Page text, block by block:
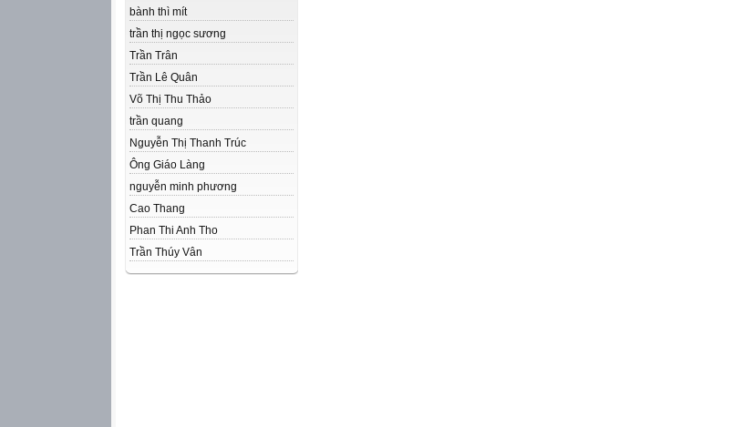
bành thì mít
trần thị ngọc sương
Trần Trân
Trần Lê Quân
Võ Thị Thu Thảo
trần quang
Nguyễn Thị Thanh Trúc
Ông Giáo Làng
nguyễn minh phương
Cao Thang
Phan Thi Anh Tho
Trần Thúy Vân